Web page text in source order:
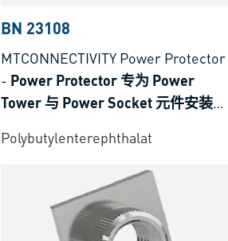
BN 23108
MTCONNECTIVITY Power Protector
- Power Protector 专为 Power
Tower 与 Power Socket 元件安装设
Polybutylenterephthalat